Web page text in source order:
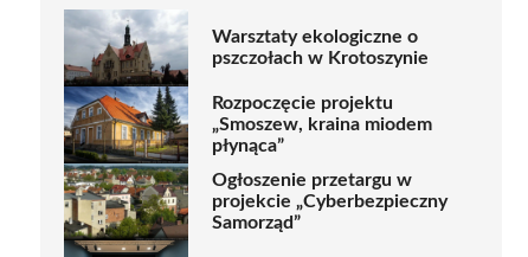
Warsztaty ekologiczne o
pszczołach w Krotoszynie
Rozpoczęcie projektu
„Smoszew, kraina miodem
płynąca”
Ogłoszenie przetargu w
projekcie „Cyberbezpieczny
Samorząd”